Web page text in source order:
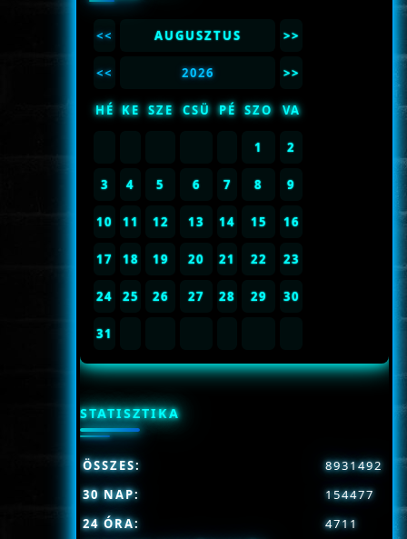
<< AUGUSZTUS >>
<< 2026 >>
HÉ KE SZE CSÜ PÉ SZO VA
1 2
3 4 5 6 7 8 9
10 11 12 13 14 15 16
17 18 19 20 21 22 23
24 25 26 27 28 29 30
31
STATISZTIKA
ÖSSZES:
8931492
30 NAP:
154477
24 ÓRA:
4711